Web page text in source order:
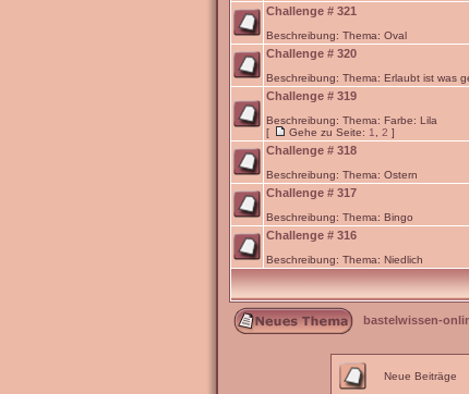
Challenge # 321
Beschreibung: Thema: Oval
Challenge # 320
Beschreibung: Thema: Erlaubt ist was
Challenge # 319
Beschreibung: Thema: Farbe: Lila
[
Gehe zu Seite: 1 2 ]
Challenge # 318
Beschreibung: Thema: Ostern
Challenge # 317
Beschreibung: Thema: Bingo
Challenge # 316
Beschreibung: Thema: Niedlich
bastelwissen-
Neue Beiträge